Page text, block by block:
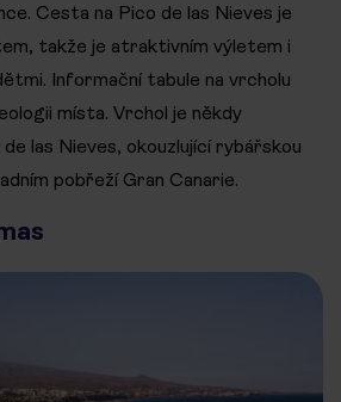
Cesta na Pico de las Nieves je
takže je atraktivním výletem i
Informační tabule na vrcholu
místa. Vrchol je někdy
las Nieves, okouzlující rybářskou
pobřeží Gran Canarie.